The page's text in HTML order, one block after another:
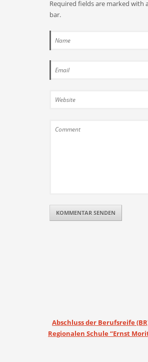
Required fields are marked with
bar.
Abschluss der Berufsreife
Regionalen Schule “Ernst